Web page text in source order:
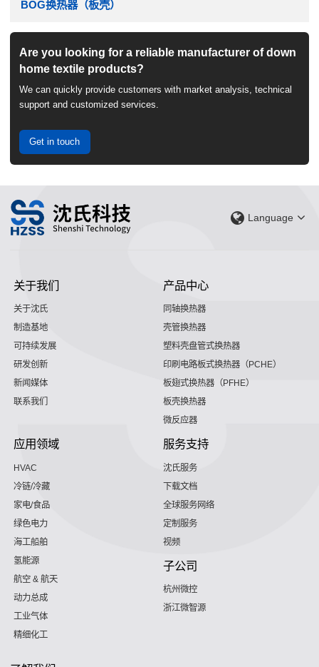
BOG换热器（板壳）
Are you looking for a reliable manufacturer of down
home textile products?
We can quickly provide customers with market analysis, technical
support and customized services.
Get in touch
Language
关于我们
关于沈氏
制造基地
可持续发展
研发创新
新闻媒体
联系我们
产品中心
同轴换热器
壳管换热器
塑料壳盘管式换热器
印刷电路板式换热器（PCHE）
板翅式换热器（PFHE）
板壳换热器
微反应器
应用领域
HVAC
冷链/冷藏
家电/食品
绿色电力
海工船舶
氢能源
航空 & 航天
动力总成
工业气体
精细化工
服务支持
沈氏服务
下载文档
全球服务网络
定制服务
视频
子公司
杭州微控
浙江微智源